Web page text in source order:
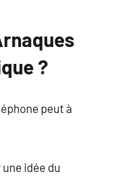
?
peut à
idée du